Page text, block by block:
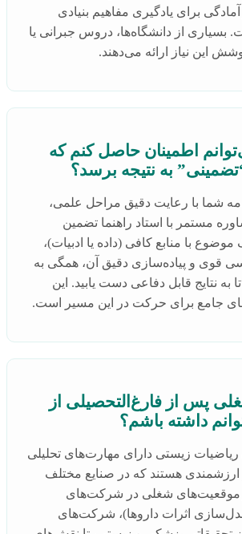
برای یادگیری مفاهیم بنیادی
از دانشگاه‌ها، دروس جبرانی یا
این نیاز ارائه می‌دهند.
اطمینان حاصل کنم که
به نتیجه برسد؟
شما با رعایت دقیق مراحل علمی،
مستمر با استاد راهنما تضمین
با منابع کافی (داده یا ادبیات)،
قوی و پیاده‌سازی دقیق آن، همگی به
نتایج قابل دفاعی دست یابید. این
جامع برای حرکت در این مسیر است.
پس از فارغ‌التحصیلی از
داشته باشم؟
ریاضیات زیستی دارای مهارت‌های تحلیلی
ارزشمندی هستند که در صنایع مختلف
موقعیت‌های شغلی در شرکت‌های
اثرات داروها)، شرکت‌های